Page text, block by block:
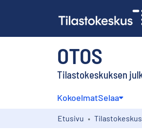
OTOS
Tilastokeskuksen
KokoelmatSelaa
Etusivu Tilastokeskus